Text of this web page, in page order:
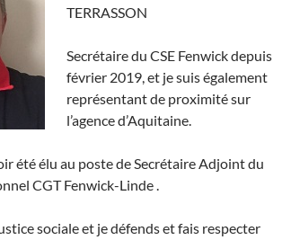
TERRASSON
Secrétaire du CSE Fenwick depuis
février 2019, et je suis également
représentant de proximité sur
l’agence d’Aquitaine.
été élu au poste de Secrétaire Adjoint du
CGT Fenwick-Linde .
sociale et je défends et fais respecter